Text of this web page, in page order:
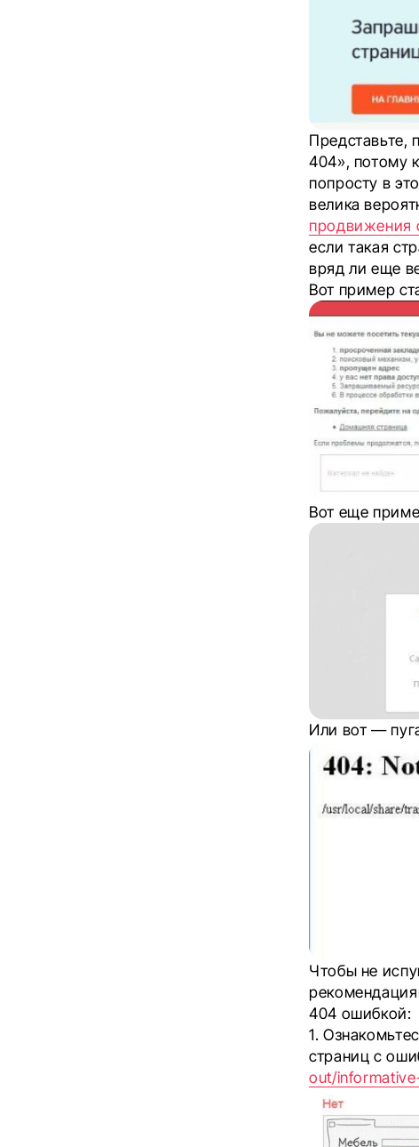
Представьте,
404», потому
попросту в
велика
продвижения
если такая
вряд ли еще
Вот пример
Вот еще
Или вот —
Чтобы не
404 ошибкой:
1.
страниц с
out/